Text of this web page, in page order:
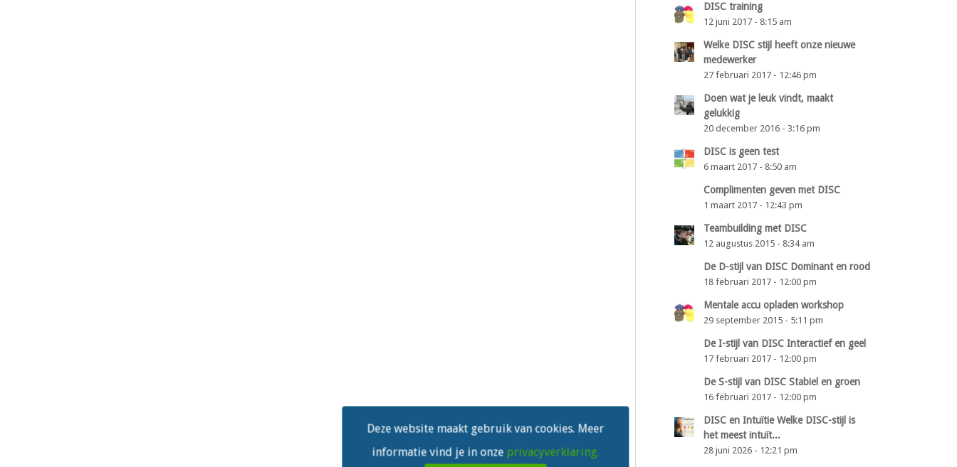
DISC training
12 juni 2017 - 8:15 am
Welke DISC stijl heeft onze nieuwe
medewerker
27 februari 2017 - 12:46 pm
Doen wat je leuk vindt, maakt
gelukkig
20 december 2016 - 3:16 pm
DISC is geen test
6 maart 2017 - 8:50 am
Complimenten geven met DISC
1 maart 2017 - 12:43 pm
Teambuilding met DISC
12 augustus 2015 - 8:34 am
De D-stijl van DISC Dominant en rood
18 februari 2017 - 12:00 pm
Mentale accu opladen workshop
29 september 2015 - 5:11 pm
De I-stijl van DISC Interactief en geel
17 februari 2017 - 12:00 pm
De S-stijl van DISC Stabiel en groen
16 februari 2017 - 12:00 pm
DISC en Intuïtie Welke DISC-stijl is
het meest intuït...
28 juni 2026 - 12:21 pm
Deze website maakt gebruik van cookies. Meer
informatie vind je in onze privacyverklaring.